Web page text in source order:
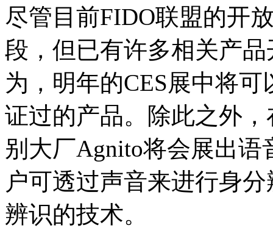
尽管目前FIDO联盟的开
段，但已有许多相关产
为，明年的CES展中将
证过的产品。除此之外
别大厂Agnito将会展出语
户可透过声音来进行身
辨识的技术。